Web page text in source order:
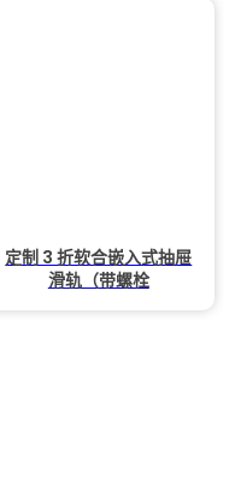
定制 3 折软合嵌入式抽屉
滑轨（带螺栓